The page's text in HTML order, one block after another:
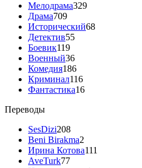
Мелодрама329
Драма709
Исторический68
Детектив55
Боевик119
Военный36
Комедия186
Криминал116
Фантастика16
Переводы
SesDizi208
Beni Birakma2
Ирина Котова111
AveTurk77